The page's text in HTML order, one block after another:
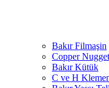
Bakır Filmaşin
Copper Nugget
Bakır Kütük
C ve H